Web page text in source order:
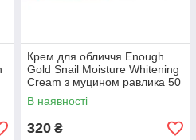
Крем для обличчя Enough
Gold Snail Moisture Whitening
Cream з муцином равлика 50
гВ наявності
320 ₴